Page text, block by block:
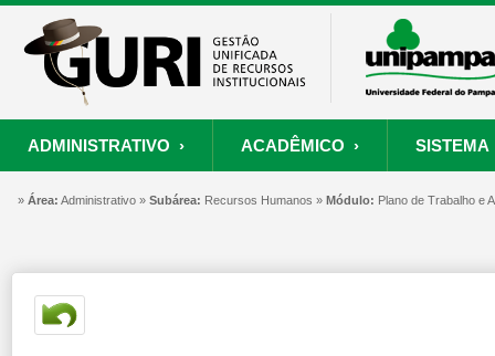
ADMINISTRATIVO ›
ORÇAMENTO E FINANÇAS RECURSOS HUMANOS PROCESSOS
Convênios
Consultar Convênios
ACADÊMICO ›
PROCESSO SELETIVO PROJETOS
Processo Seletivo
Nova Inscrição
Portal do Candidato
SISTEMA
SISTEMA
Painel de Suporte
Resgatar Senha
» Área: Administrativo » Subárea: Recursos Humanos » Módulo: Plano de Trabalho e